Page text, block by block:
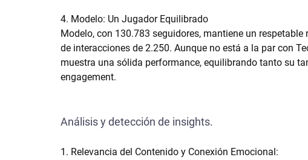
4. Modelo: Un Jugador Equilibrado
Modelo, con 130.783 seguidores, mantiene un
de interacciones de 2.250. Aunque no está a la par con
muestra una sólida performance, equilibrando tanto su
engagement.
Análisis y detección de insights.
1. Relevancia del Contenido y Conexión Emocional: